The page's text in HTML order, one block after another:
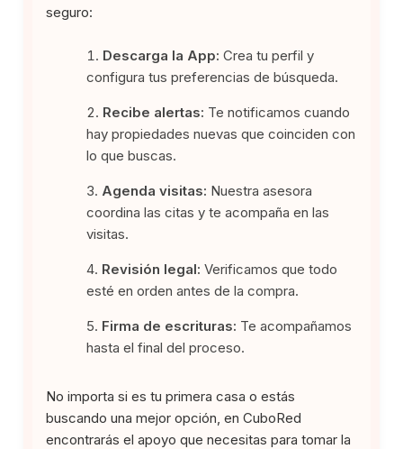
seguro:
Descarga la App: Crea tu perfil y
configura tus preferencias de búsqueda.
Recibe alertas: Te notificamos cuando
hay propiedades nuevas que coinciden con
lo que buscas.
Agenda visitas: Nuestra asesora
coordina las citas y te acompaña en las
visitas.
Revisión legal: Verificamos que todo
esté en orden antes de la compra.
Firma de escrituras: Te acompañamos
hasta el final del proceso.
No importa si es tu primera casa o estás
buscando una mejor opción, en CuboRed
encontrarás el apoyo que necesitas para tomar la